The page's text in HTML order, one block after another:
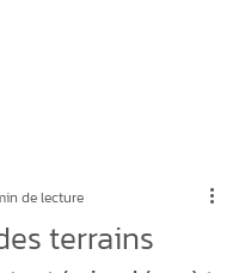
terrains
de lecture